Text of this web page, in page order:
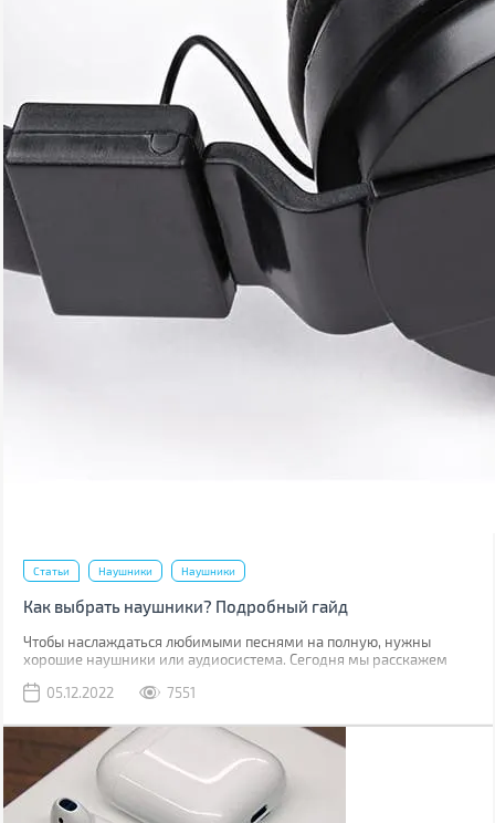
Статьи Наушники Наушники
Как выбрать наушники? Подробный гайд
Чтобы наслаждаться любимыми песнями на полную, нужны
хорошие наушники или аудиосистема. Сегодня мы расскажем
характеристиках и других факторах, которые нужно учесть при
05.12.2022 7551